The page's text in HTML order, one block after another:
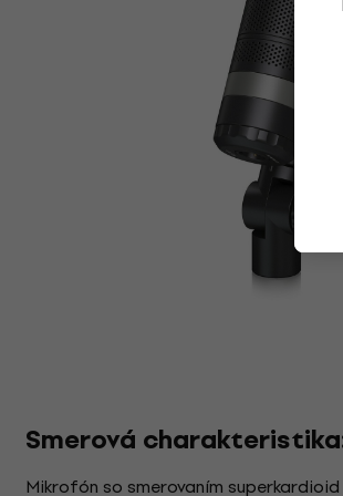
Smerová
Mikrofón so smerovaním